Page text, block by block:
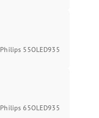
Philips 55OLED935
Philips 65OLED935